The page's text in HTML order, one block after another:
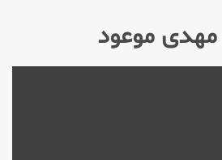
مهدی موعود